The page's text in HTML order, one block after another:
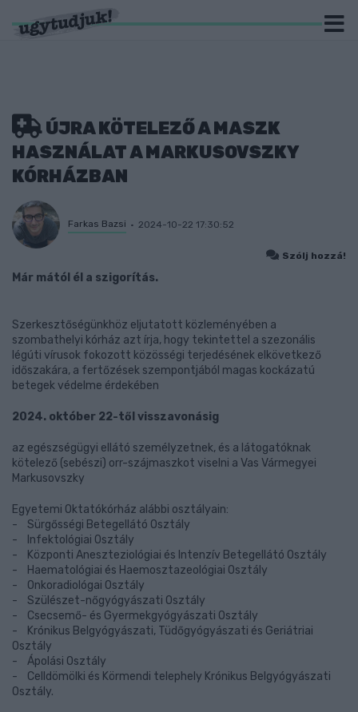
ÚJRA KÖTELEZŐ A MASZK
HASZNÁLAT A MARKUSOVSZKY
KÓRHÁZBAN
Farkas Bazsi 2024-10-22 17:30:52
Szólj hozzá!
Már mától él a szigorítás.
Szerkesztőségünkhöz eljutatott közleményében a
szombathelyi kórház azt írja, hogy tekintettel a szezonális
légúti vírusok fokozott közösségi terjedésének elkövetkező
időszakára, a fertőzések szempontjából magas kockázatú
betegek védelme érdekében
2024. október 22-től visszavonásig
az egészségügyi ellátó személyzetnek, és a látogatóknak
kötelező (sebészi) orr-szájmaszkot viselni a Vas Vármegyei
Markusovszky
Egyetemi Oktatókórház alábbi osztályain:
- Sürgősségi Betegellátó Osztály
- Infektológiai Osztály
- Központi Aneszteziológiai és Intenzív Betegellátó Osztály
- Haematológiai és Haemosztazeológiai Osztály
- Onkoradiológai Osztály
- Szülészet-nőgyógyászati Osztály
- Csecsemő- és Gyermekgyógyászati Osztály
- Krónikus Belgyógyászati, Tüdőgyógyászati és Geriátriai
Osztály
- Ápolási Osztály
- Celldömölki és Körmendi telephely Krónikus Belgyógyászati
Osztály.